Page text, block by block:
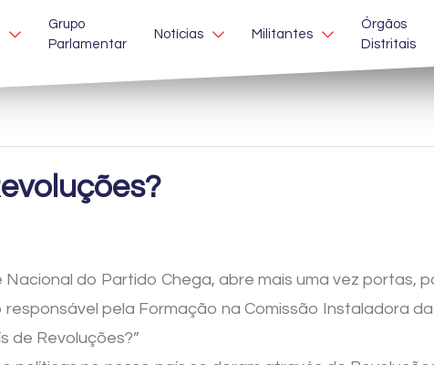
Grupo
Parlamentar
Notícias Militantes
Órgãos
Distritais
do Partido Chega, abre mais uma vez portas,
pela Formação na Comissão Instaladora
de Revoluções?”